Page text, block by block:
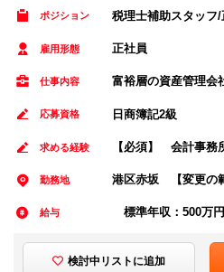
ポジション 税理士補助スタッフ/
雇用形態 正社員
仕事内容 富裕層の資産管理会
応募資格 日商簿記2級
求める経験 【必須】 会計事務
勤務地 港区赤坂 【変更の
給与 標準年収：500万
検討中リストに追加